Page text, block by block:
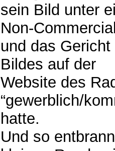
sein Bild unter
Non-
und das
Bildes auf der
Website des
“gewerblich/
hatte.
Und so